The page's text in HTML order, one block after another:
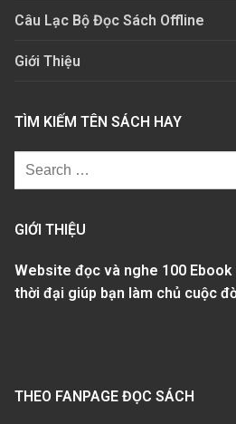
Câu Lạc Bộ Đọc Sách Offline
Giới Thiệu
TÌM KIẾM TÊN SÁCH HAY
GIỚI THIỆU
Website đọc và nghe 100
thời đại giúp bạn làm chủ cuộc
THEO FANPAGE ĐỌC SÁCH